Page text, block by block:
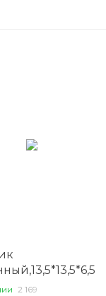
P.L. Proff Cuisine
2 169